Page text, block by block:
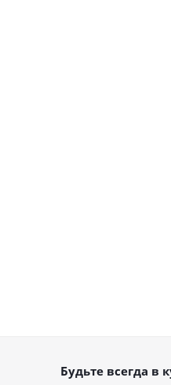
Будьте всегда в